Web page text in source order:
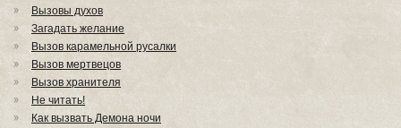
Вызовы духов
Загадать желание
Вызов карамельной русалки
Вызов мертвецов
Вызов хранителя
Не читать!
Как вызвать Демона ночи